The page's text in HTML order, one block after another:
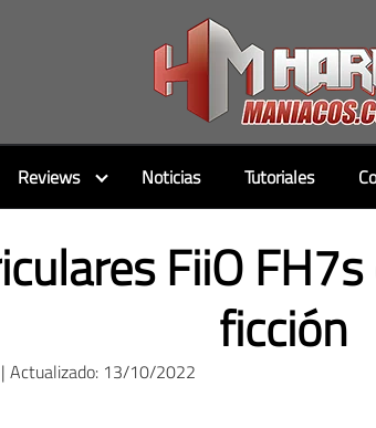
Reviews Noticias Tutoriales
FiiO
ficción
Actualizado: 13/10/2022